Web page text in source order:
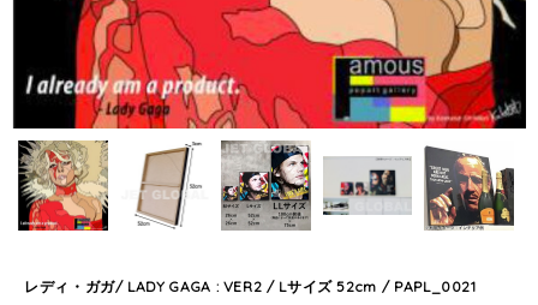
レディ・ガガ/ LADY GAGA : VER2 / Lサイズ 52cm / PAPL_0021